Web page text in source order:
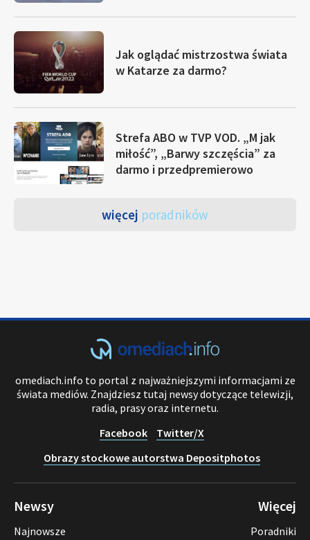
Jak oglądać mistrzostwa świata
w Katarze za darmo?
Strefa ABO w TVP VOD. „M jak
miłość”, „Barwy szczęścia” za
darmo i przedpremierowo
więcej poradników
omediach.info to portal z najważniejszymi informacjami ze
świata mediów. Znajdziesz tutaj newsy dotyczące telewizji,
radia, prasy oraz internetu.
Facebook
Twitter/X
Obrazy stockowe autorstwa Depositphotos
Newsy
Najnowsze
Więcej
Poradniki